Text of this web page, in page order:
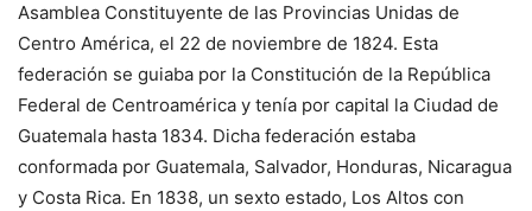
Asamblea Constituyente de las Provincias Unidas de
Centro América, el 22 de noviembre de 1824. Esta
federación se guiaba por la Constitución de la República
Federal de Centroamérica y tenía por capital la Ciudad de
Guatemala hasta 1834. Dicha federación estaba
conformada por Guatemala, Salvador, Honduras, Nicaragua
y Costa Rica. En 1838, un sexto estado, Los Altos con